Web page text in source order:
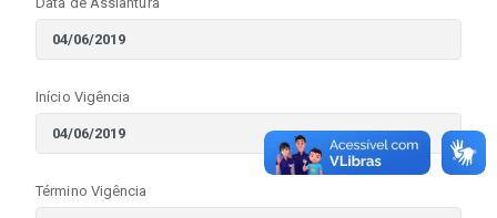
Início Vigência
Término Vigência